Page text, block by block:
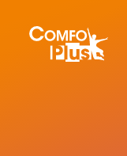
navigatieComfoPlus